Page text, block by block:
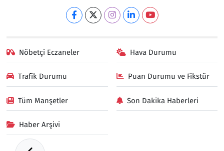
Nöbetçi Eczaneler Hava Durumu
Trafik Durumu Puan Durumu ve Fikstür
Tüm Manşetler Son Dakika Haberleri
Haber Arşivi